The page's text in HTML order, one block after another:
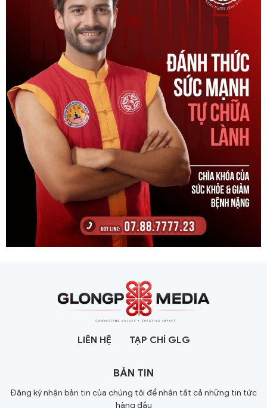
LIÊN HỆ TẠP CHÍ GLG
BẢN TIN
Đăng ký nhận bản tin của chúng tôi để nhận tất cả những tin tức
hàng đầu